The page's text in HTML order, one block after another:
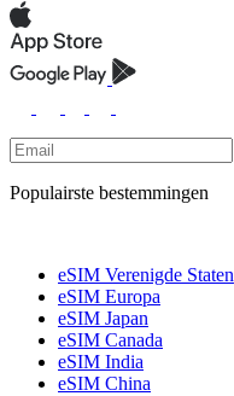
Populairste bestemmingen
eSIM Verenigde Staten
eSIM Europa
eSIM Japan
eSIM Canada
eSIM India
eSIM China